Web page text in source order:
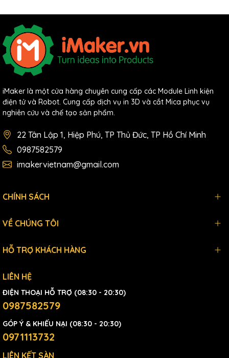
iMaker là một cửa hàng chuyên cung cấp các Module Linh kiện
điện tử và Robot. Cung cấp dịch vụ in 3D và cắt Mica phục vụ
nghiên cứu và chế tạo sản phẩm.
22 Tân Lập 1, Hiệp Phú, TP Thủ Đức, TP Hồ Chí Minh
0987582579
imakervietnam@gmail.com
CHÍNH SÁCH
VỀ CHÚNG TÔI
HỖ TRỢ KHÁCH HÀNG
LIÊN HỆ
ĐIỆN THOẠI HỖ TRỢ (08:30 - 20:30)
0987582579
GÓP Ý & KHIẾU NẠI (08:30 - 20:30)
0971113732
LIÊN KẾT SÀN